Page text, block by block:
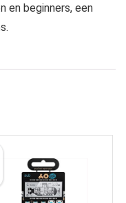
en beginners, een